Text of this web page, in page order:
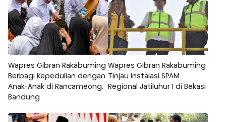
Wapres Gibran Rakabuming
Berbagi Kepedulian dengan
Anak-Anak di Rancameong,
Bandung
Wapres Gibran Rakabuming
Tinjau Instalasi SPAM
Regional Jatiluhur I di Bekasi